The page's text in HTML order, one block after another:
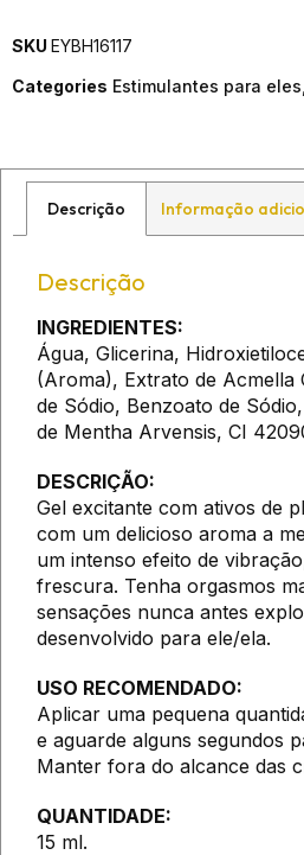
SKU EYBH16117
Categories Estimulantes para eles
Descrição Informação
Descrição
INGREDIENTES:
Água, Glicerina,
(Aroma), Extrato de Acmella
de Sódio, Benzoato de
de Mentha Arvensis, CI
DESCRIÇÃO:
Gel excitante com ativos de
com um delicioso aroma a
um intenso efeito de
frescura. Tenha orgasmos
sensações nunca antes
desenvolvido para ele/ela.
USO RECOMENDADO:
Aplicar uma pequena
e aguarde alguns segundos
Manter fora do alcance das
QUANTIDADE:
15 ml.